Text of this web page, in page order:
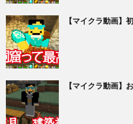
【マイクラ動画】
【マイクラ動画】